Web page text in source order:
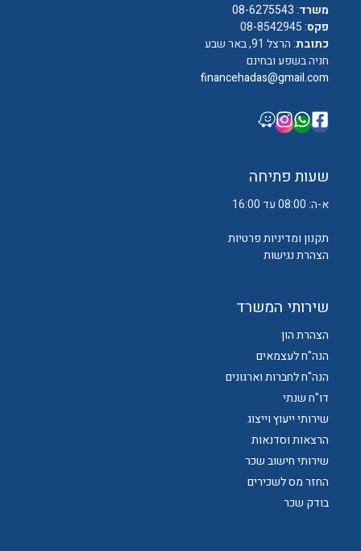
משרד:
08-6275543
פקס: 08-8542945
כתובת: הרצל 91, באר שבע
חניה בשפע ובחינם
financehadas@gmail.com
שעות פתיחה
א-ה: 08:00 עד 16:00
תקנון ומדיניות פרטיות
הצהרת נגישות
שירותי המשרד
הצהרת הון
הנה"ח לעצמאים
הנה"ח לחברות וארגונים
דו"ח שנתי
שירותי ייעוץ וייצוג
הרצאות וסדנאות
שירותי חישוב שכר
החזר מס לשכירים
בודק שכר